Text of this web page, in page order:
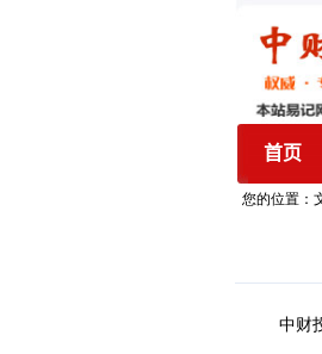
您的位置：
中财